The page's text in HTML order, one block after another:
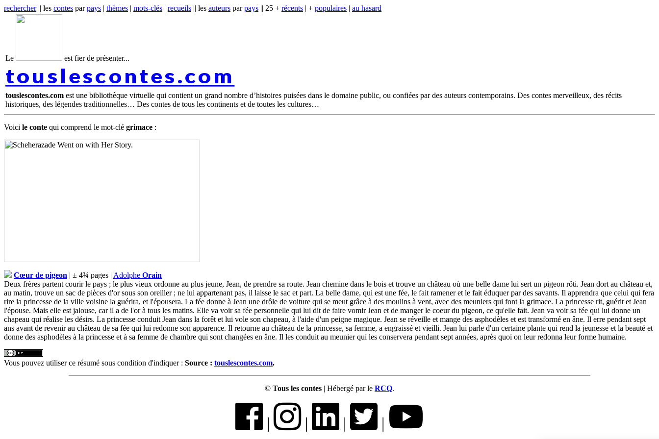
rechercher|| les contes parpays | thèmes | mots-clés | recueils || les auteurs parpays || 25 + récents | + populaires | au hasard
Le est fier de présenter...
touslescontes.com
touslescontes.com est une bibliothèque virtuelle qui contient un grand nombre d’histoires puisées dans le domaine public, ou confiées par des auteurs contemporains. Des contes merveilleux, des récits
historiques, des légendes traditionnelles… Des contes de tous les continents et de toutes les cultures
Voici le conte qui comprend le mot-clé grimace :
Cœur de pigeon | ± 4¾ pages | Adolphe Orain
Deux frères partent courir le pays ; le plus vieux ordonne au plus jeune, Jean, de prendre sa route. Jean chemine dans le bois et trouve un château où une belle dame lui sert un pigeon rôti. Jean dort au château et,
au matin, trouve un sac de pièces d'or sous son oreiller ; ne lui appartenant pas, il laisse le sac et part. La belle dame, qui est une fée, le fait ramener et le fait éduquer par des savants. Il apprendra que celui qui fera
rire la princesse de la ville voisine la guérira, et l'épousera. La fée donne à Jean une drôle de voiture qui se meut grâce à des moulins à vent, avec des meuniers qui font la grimace. La princesse rit, guérit et Jean
l'épouse. Mais elle est jalouse, car il a de l'or à tous les matins. Elle va voir sa fée personnelle qui lui dit de faire vomir Jean et de manger le coeur du pigeon, ce qu'elle fait. Jean va voir sa fée qui lui donne un
chapeau qui réalise les désirs. La princesse conduit Jean dans la forêt et lui vole son chapeau, à l'aide d'un peigne magique. Jean se réveille et mange des asphodèles et est transformé en âne. Il erre pendant sept
ans avant de revenir au château de sa fée qui lui redonne son apparence. Il retourne au château de la princesse, sa femme, a engraissé et vieilli. Jean lui parle d'un certaine plante qui rend la jeunesse et la beauté et
donne des asphodèles à la princesse et à sa femme de chambre qui sont changées en âne. Il les conduit au meunier qui les conservera pendant sept années, après quoi on leur redonna leur forme humaine.
Vous pouvez utiliser ce résumé sous condition d'indiquer : Source : touslescontes.com.
© Tous les contes | Hébergé par le RCQ.
| | | |